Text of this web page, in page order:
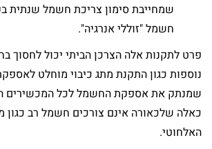
שמחייבת סימון צריכת חשמל שנתית
חשמל "זוללי אנרגיה".
פרט לתקנות אלה הצרכן הביתי יכול לחסוך
נוספות כגון התקנת מתג כיבוי מוחלט
שמנתק את אספקת החשמל לכל המכשירים
כאלה שלכאורה אינם צורכים חשמל רב כגון
האלחוטי.